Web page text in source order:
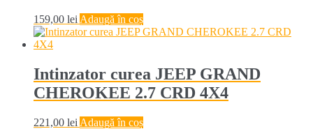
159,00 lei Adaugă în coș
Intinzator curea JEEP GRAND
CHEROKEE 2.7 CRD 4X4
221,00 lei Adaugă în coș